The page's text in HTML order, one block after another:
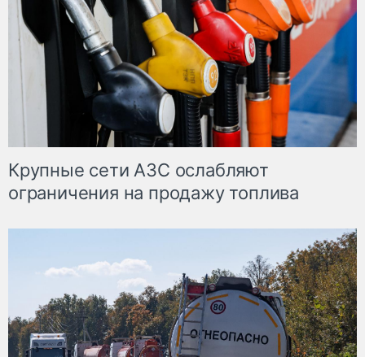
Крупные сети АЗС ослабляют
ограничения на продажу топлива